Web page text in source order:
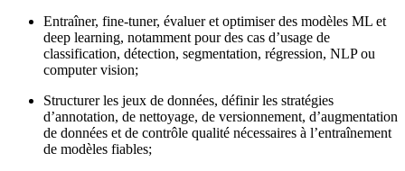
Entraîner, fine-tuner, évaluer et optimiser des modèles ML et
deep learning, notamment pour des cas d’usage de
classification, détection, segmentation, régression, NLP ou
computer vision;
Structurer les jeux de données, définir les stratégies
d’annotation, de nettoyage, de versionnement, d’augmentation
de données et de contrôle qualité nécessaires à l’entraînement
de modèles fiables;